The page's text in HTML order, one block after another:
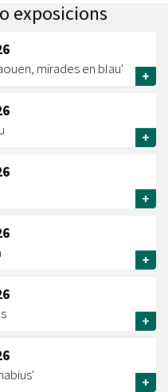
exposicions
mirades en blau'
+
+
+
+
+
+